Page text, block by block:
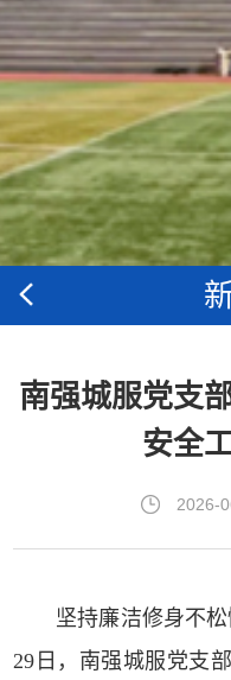
南强城服党支
安全
2026-
坚持廉洁修身不
29日，南强城服党支